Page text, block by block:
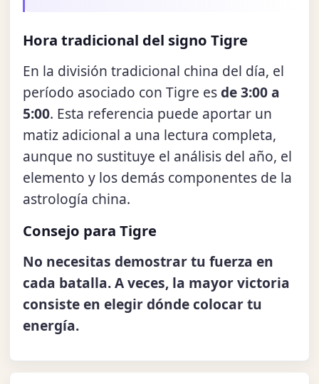
Hora tradicional del signo Tigre
En la división tradicional china del día, el
período asociado con Tigre esde 3:00 a
5:00. Esta referencia puede aportar un
matiz adicional a una lectura completa,
aunque no sustituye el análisis del año, el
elemento y los demás componentes de la
astrología china.
Consejo para Tigre
No necesitas demostrar tu fuerza en
cada batalla. A veces, la mayor victoria
consiste en elegir dónde colocar tu
energía.